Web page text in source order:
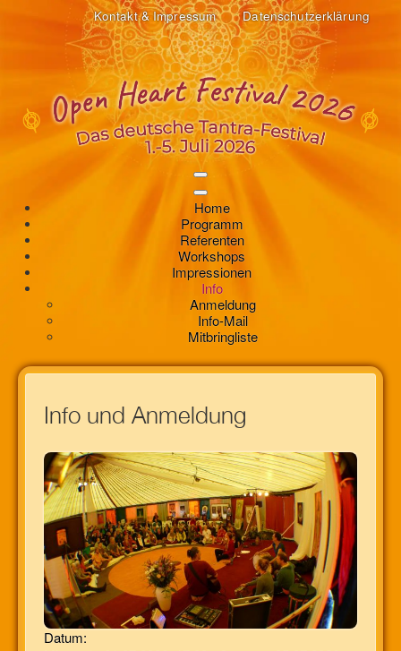
Kontakt & Impressum Datenschutzerklärung
Home
Programm
Referenten
Workshops
Impressionen
Info
Anmeldung
Info-Mail
Mitbringliste
Info und Anmeldung
Datum: